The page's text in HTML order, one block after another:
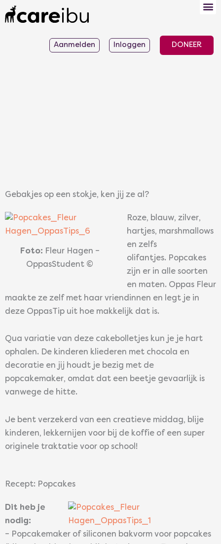
naar
Aanmelden Inloggen DONEER
Gebakjes op een stokje, ken jij ze al?
Foto: Fleur Hagen –
OppasStudent ©
Roze, blauw, zilver,
hartjes, marshmallows
en zelfs
olifantjes. Popcakes
zijn er in alle soorten
en maten. Oppas Fleur
maakte ze zelf met haar vriendinnen en legt je in
deze OppasTip uit hoe makkelijk dat is.
Qua variatie van deze cakebolletjes kun je je hart
ophalen. De kinderen kliederen met chocola en
decoratie en jij houdt je bezig met de
popcakemaker, omdat dat een beetje gevaarlijk is
vanwege de hitte.
Je bent verzekerd van een creatieve middag, blije
kinderen, lekkernijen voor bij de koffie of een super
originele traktatie voor op school!
Recept: Popcakes
Dit heb je
nodig:
– Popcakemaker of siliconen bakvorm voor popcakes